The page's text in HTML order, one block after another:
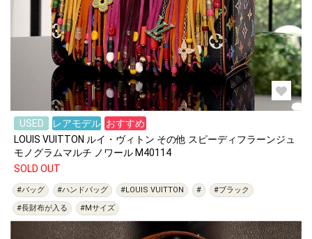
USED レアモデル おすすめ
LOUIS VUITTON ルイ・ヴィトン その他 スピーディフラーンジュ
モノグラムマルチ ノワール M40114
SOLD OUT
#バッグ #ハンドバッグ #LOUIS VUITTON #
#ブラック
#長財布が入る
#Mサイズ